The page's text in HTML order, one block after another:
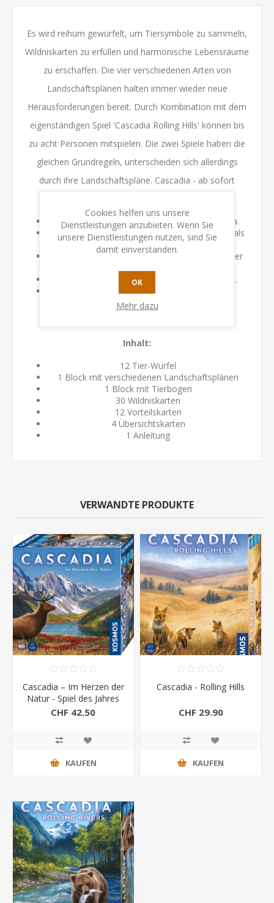
Es wird reihum gewürfelt, um Tiersymbole zu sammeln,
Wildniskarten zu erfüllen und harmonische Lebensräume
zu erschaffen. Die vier verschiedenen Arten von
Landschaftsplänen halten immer wieder neue
Herausforderungen bereit. Durch Kombination mit dem
eigenständigen Spiel 'Cascadia Rolling Hills' können bis
zu acht Personen mitspielen. Die zwei Spiele haben die
gleichen Grundregeln, unterscheiden sich allerdings
durch ihre Landschaftspläne. Cascadia - ab sofort
Eigenständiges Spiel in der Welt von Cascadia.
Das preisgekrönte Spiel des Jahres 2023 jetzt als
Roll & Write-Spiel.
Im handlichen Format, ideal für den Urlaub oder
Für 1-4 Spielerinnen und Spieler ab 10 Jahren.
Kombinierbar mit Cascadia Rolling Hills für
Spielspaß mit bis zu acht Personen.
Inhalt:
12 Tier-Würfel
1 Block mit verschiedenen Landschaftsplänen
1 Block mit Tierbogen
30 Wildniskarten
12 Vorteilskarten
4 Übersichtskarten
1 Anleitung
VERWANDTE PRODUKTE
Cascadia – Im Herzen der
Natur - Spiel des Jahres
2022
CHF 42.50
KAUFEN
Cascadia - Rolling Hills
CHF 29.90
KAUFEN
Cookies helfen uns unsere
Dienstleistungen anzubieten. Wenn Sie
unsere Dienstleistungen nutzen, sind Sie
damit einverstanden.
OK
Mehr dazu